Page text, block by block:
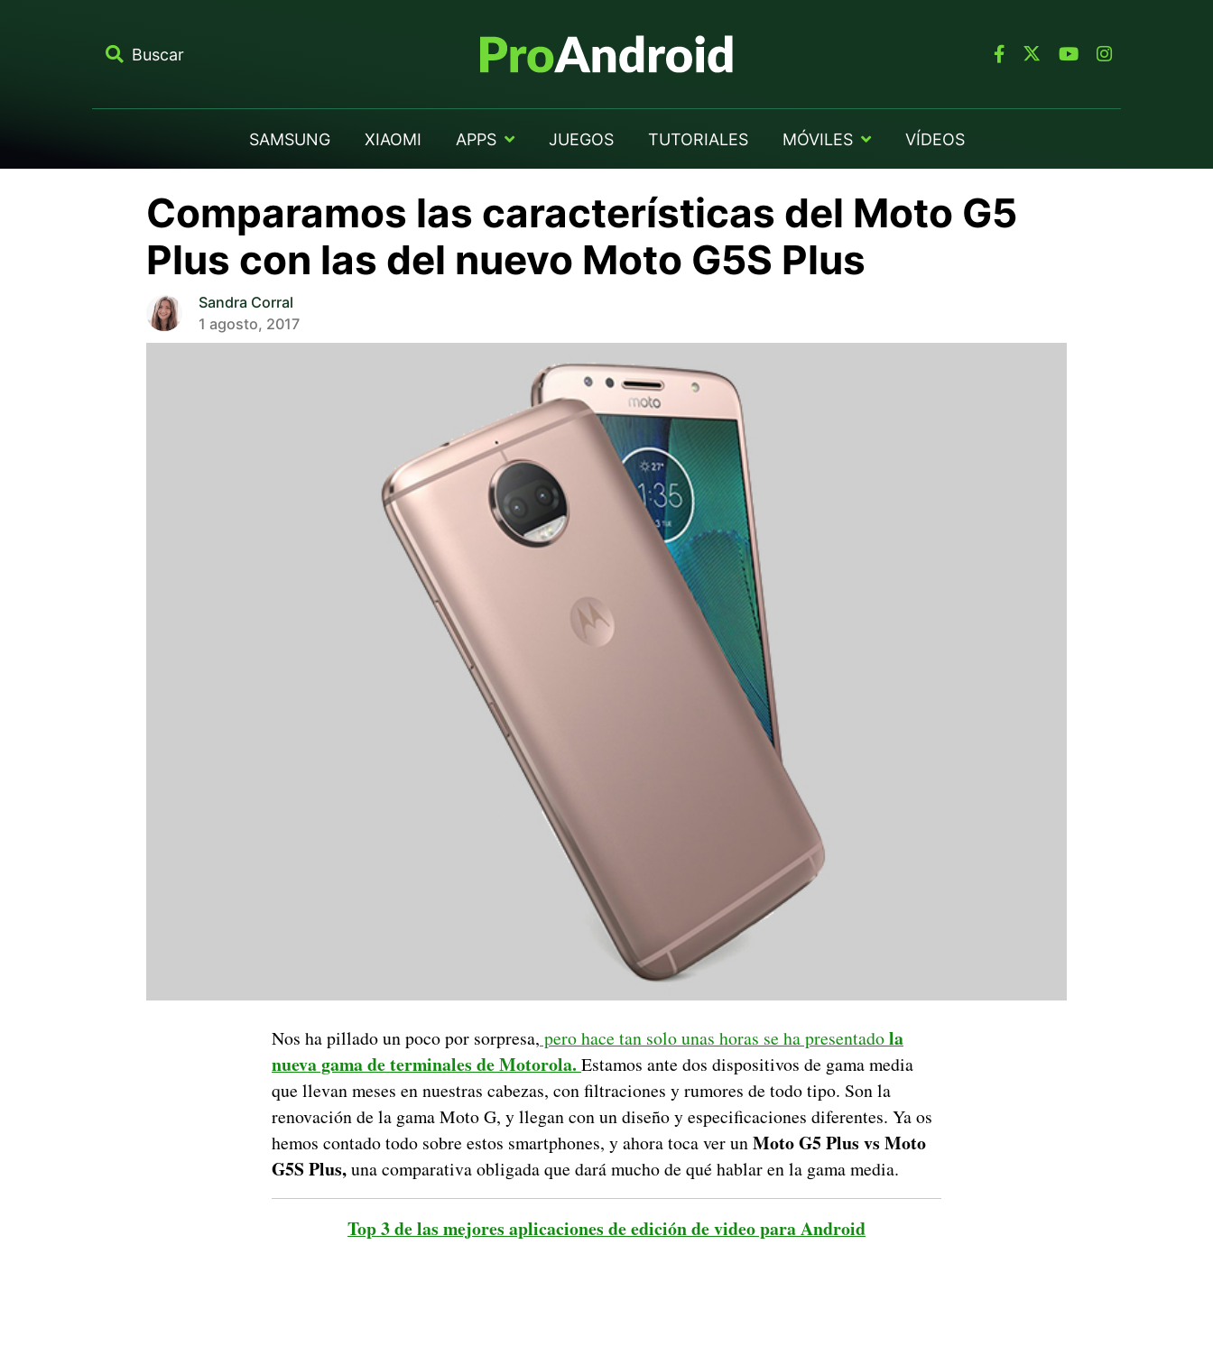
Buscar
SAMSUNG XIAOMI APPS JUEGOS TUTORIALES MÓVILES VÍDEOS
Comparamos las características del Moto G5
Plus con las del nuevo Moto G5S Plus
Sandra Corral
1 agosto, 2017
Nos ha pillado un poco por sorpresa, pero hace tan solo unas horas se ha presentadola
nueva gama de terminales de Motorola. Estamos ante dos dispositivos de gama media
que llevan meses en nuestras cabezas, con filtraciones y rumores de todo tipo. Son la
renovación de la gama Moto G, y llegan con un diseño y especificaciones diferentes. Ya os
hemos contado todo sobre estos smartphones, y ahora toca ver unMoto G5 Plus vs Moto
G5S Plus,una comparativa obligada que dará mucho de qué hablar en la gama media.
Top 3 de las mejores aplicaciones de edición de video para Android